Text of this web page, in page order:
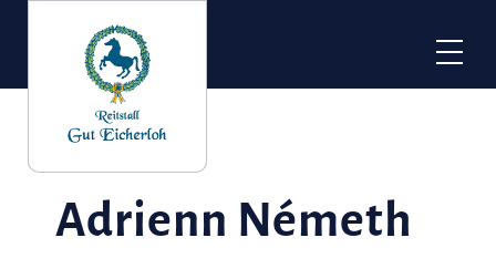
Stallungen
Rehazentrum
Gutsstüberl
Adrienn Németh